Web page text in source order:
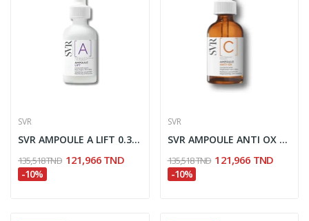
SVR
SVR AMPOULE A LIFT 0.3% CONCENTRE LISSANT 30ML...
135,518 TND 121,966 TND
-10%
SVR
SVR AMPOULE ANTI OX VITAMINE C 20% 30ML TOUS...
135,518 TND 121,966 TND
-10%